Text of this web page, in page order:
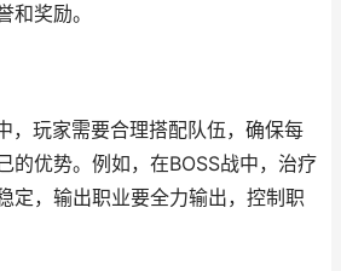
和奖励。
，玩家需要合理搭配队伍，确保每
的优势。例如，在BOSS战中，治疗
定，输出职业要全力输出，控制职